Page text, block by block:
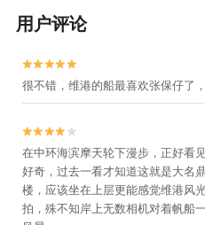
用户评论


很不错，维港的船最喜欢张保仔了


在中环海滨摩天轮下漫步，正好看
好奇，过去一看才知道这就是大名
楼，应该坐在上层更能感觉维港风
拍，殊不知岸上无数相机对着帆船